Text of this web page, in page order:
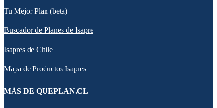
Tu Mejor Plan (beta)
Buscador de Planes de Isapre
Isapres de Chile
Mapa de Productos Isapres
MÁS DE QUEPLAN.CL